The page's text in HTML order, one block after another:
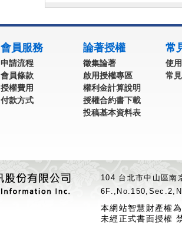
會員服務
申請流程
會員條款
授權費用
付款方式
論著授權
徵集論著
啟用授權專區
權利金計算說明
授權合約書下載
投稿基本資料表
常
使
常
104 台北市中山區
本網站智慧財產權
未經正式書面授權